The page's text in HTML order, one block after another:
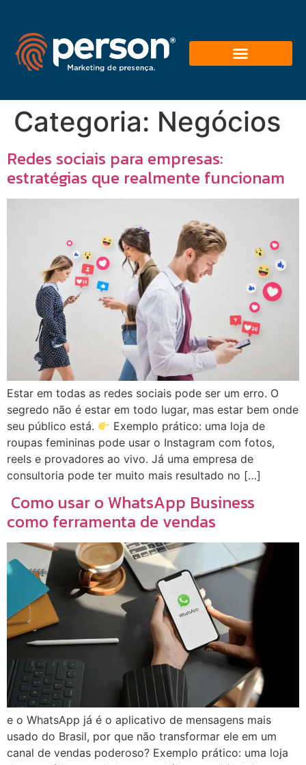
Categoria: Negócios
Redes sociais para empresas:
estratégias que realmente funcionam
Estar em todas as redes sociais pode ser um erro. O
segredo não é estar em todo lugar, mas estar bem onde
seu público está.
Exemplo prático: uma loja de
roupas femininas pode usar o Instagram com fotos,
reels e provadores ao vivo. Já uma empresa de
consultoria pode ter muito mais resultado no […]
Como usar o WhatsApp Business
como ferramenta de vendas
e o WhatsApp já é o aplicativo de mensagens mais
usado do Brasil, por que não transformar ele em um
canal de vendas poderoso? Exemplo prático: uma loja